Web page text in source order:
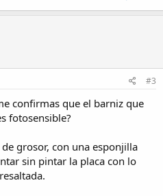
#3
confirmas que el barniz que
fotosensible?
grosor, con una esponjilla
sin pintar la placa con lo